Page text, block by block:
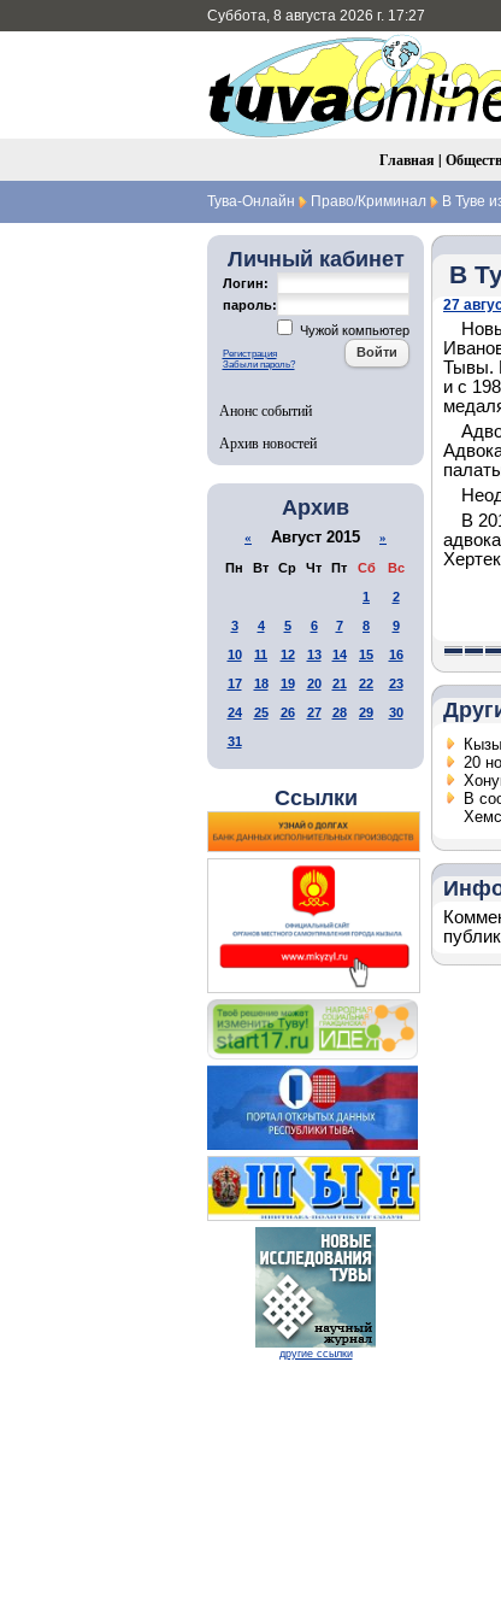
Суббота, 8 августа 2026 г. 17:27
Главная |
Тува-Онлайн Право/Криминал В Туве
Личный кабинет
Логин:
пароль:
Чужой компьютер
Регистрация
Забыли пароль?
Анонс событий
Архив новостей
Архив
« Август 2015 »
Пн Вт Ср Чт Пт Сб
Вс
1
2
3
4 5 6 7 8
9
10
11 12 13 14 15
16
17
18 19 20 21 22
23
24
25 26 27 28 29
30
31
Ссылки
другие ссылки
В
27
Тывы.
и с
В
20
В